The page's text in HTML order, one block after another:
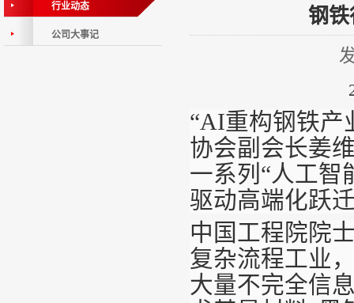
行业动态
公司大事记
钢
“AI重构钢铁产
协会副会长姜
一系列“人工智
驱动高端化跃
中国工程院院
复杂流程工业
大量不完全信